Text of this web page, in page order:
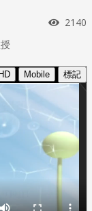
瀏覽
2140